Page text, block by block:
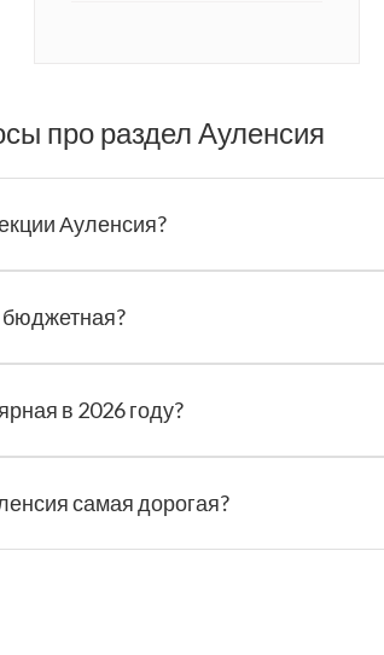
про раздел Ауленсия
Ауленсия?
бюджетная?
в 2026 году?
самая дорогая?